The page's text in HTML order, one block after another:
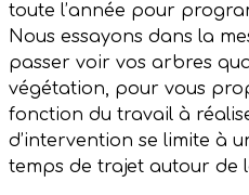
toute l’année pour
Nous essayons dans la
passer voir vos arbres
végétation, pour vous
fonction du travail à
d’intervention se limite à
temps de trajet autour de